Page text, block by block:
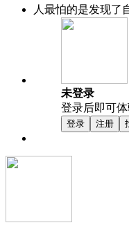
人最怕的是发现了
未登录
登录后即可
登录 注册